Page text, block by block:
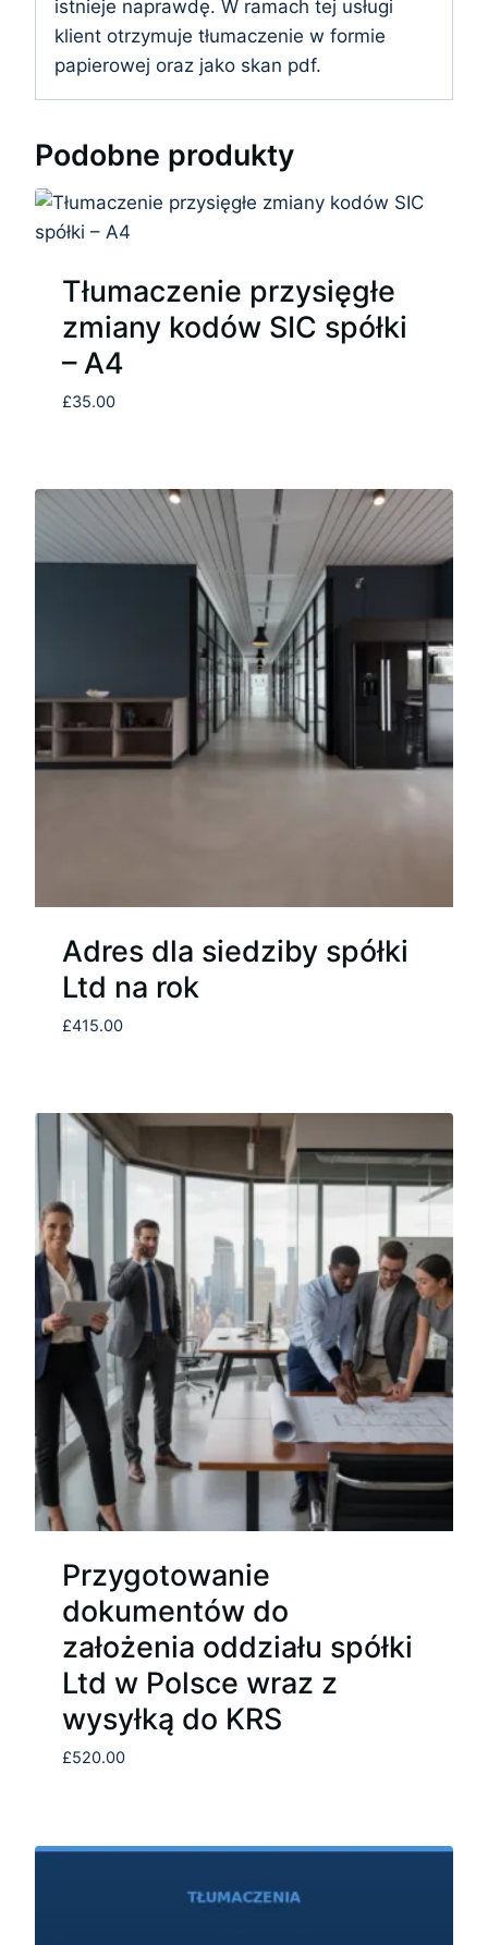
istnieje naprawdę. W ramach tej usługi
klient otrzymuje tłumaczenie w formie
papierowej oraz jako skan pdf.
Podobne produkty
Tłumaczenie przysięgłe
zmiany kodów SIC spółki
– A4
£35.00
Adres dla siedziby spółki
Ltd na rok
£415.00
Przygotowanie
dokumentów do
założenia oddziału spółki
Ltd w Polsce wraz z
wysyłką do KRS
£520.00